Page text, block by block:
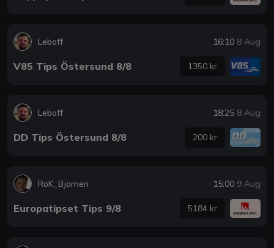
Leboff 16:10 8 Aug
V85 Tips Östersund 8/8 1350 kr
Leboff 18:25 8 Aug
DD Tips Östersund 8/8 200 kr
RoK_Bjornen 15:00 9 Aug
Europatipset Tips 9/8 5184 kr